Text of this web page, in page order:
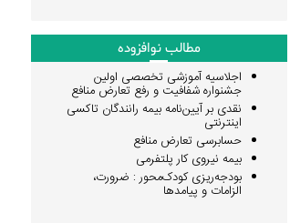
مطالب نوافزوده
اجلاسیه آموزشی تخصصی اولین
جشنواره شفافیت و رفع تعارض منافع
نقدی بر آیین‌نامه بیمه رانندگان تاکسی
اینترنتی
حسابرسی تعارض منافع
بیمه نیروی کار پلتفرمی
بودجه‌ریزی کودک‌محور : ضرورت،
الزامات و پیامدها